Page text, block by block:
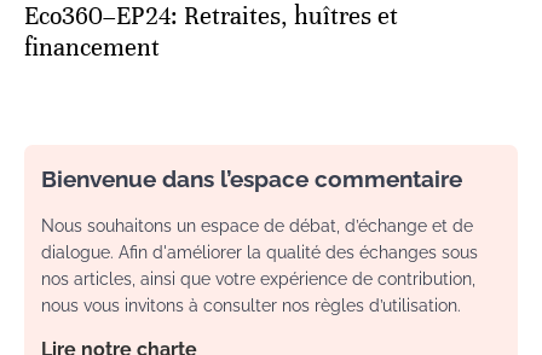
Eco360–EP24: Retraites, huîtres et
financement
Bienvenue dans l’espace commentaire
Nous souhaitons un espace de débat, d’échange et de
dialogue. Afin d'améliorer la qualité des échanges sous
nos articles, ainsi que votre expérience de contribution,
nous vous invitons à consulter nos règles d’utilisation.
Lire notre charte